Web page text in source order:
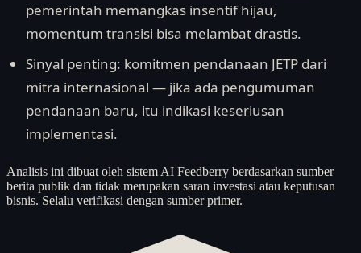
pemerintah memangkas insentif hijau,
momentum transisi bisa melambat drastis.
Sinyal penting: komitmen pendanaan JETP dari
mitra internasional — jika ada pengumuman
pendanaan baru, itu indikasi keseriusan
implementasi.
Analisis ini dibuat oleh sistem AI Feedberry berdasarkan sumber
berita publik dan tidak merupakan saran investasi atau keputusan
bisnis. Selalu verifikasi dengan sumber primer.